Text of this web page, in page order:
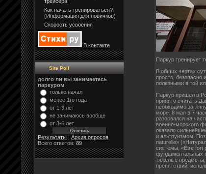
Как начать тренироваться?
(Информация для новичков)
Скорость усвоения
В контакте
Site Poll
долго ли вы занимаетесь
паркуром
только начал
менее 1го года
от 1-3 лет
не занимаюсь вообще
от 3-6 лет
Результаты | Архив опросов
Всего ответов: 89
Паркур тренирует
В общих чертах
просто, безопасно
полезными в той
Паркур пришел в
принято считать
необходимо
море. 8 мая в 7
разорвался на
военно-морского
оказало
и альтруизмом.
naturelle»
системы, «Être fort
фундаментальных
тяжелые предметы,
препятствий,